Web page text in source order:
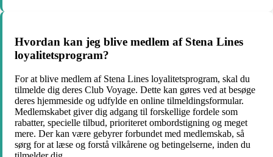
Hvordan kan jeg blive medlem af Stena Lines
loyalitetsprogram?
For at blive medlem af Stena Lines loyalitetsprogram, skal du
tilmelde dig deres Club Voyage. Dette kan gøres ved at besøge
deres hjemmeside og udfylde en online tilmeldingsformular.
Medlemskabet giver dig adgang til forskellige fordele som
rabatter, specielle tilbud, prioriteret ombordstigning og meget
mere. Der kan være gebyrer forbundet med medlemskab, så
sørg for at læse og forstå vilkårene og betingelserne, inden du